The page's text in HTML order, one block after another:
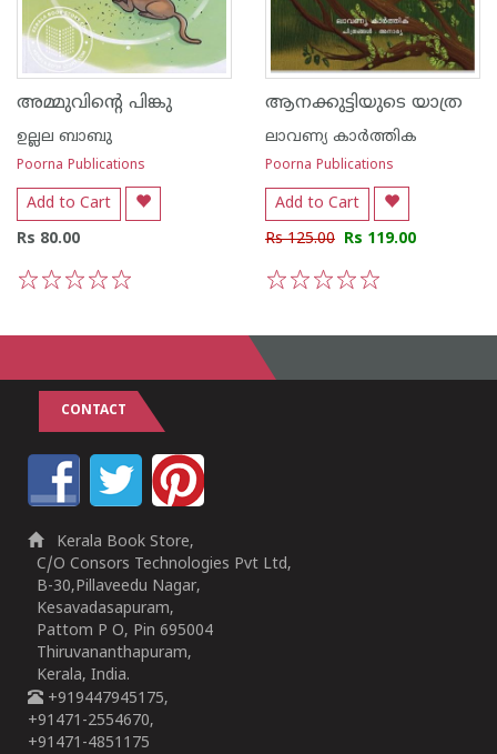
അമ്മുവിന്റെ പിങ്കു
ഉല്ലല ബാബു
Poorna Publications
Add to Cart
Rs 80.00
ആനക്കുട്ടിയുടെ യാത്ര
ലാവണ്യ കാർത്തിക
Poorna Publications
Add to Cart
Rs 125.00 Rs 119.00
CONTACT
Kerala Book Store,
C/O Consors Technologies Pvt Ltd,
B-30,Pillaveedu Nagar,
Kesavadasapuram,
Pattom P O, Pin 695004
Thiruvananthapuram,
Kerala, India.
+919447945175,
+91471-2554670,
+91471-4851175